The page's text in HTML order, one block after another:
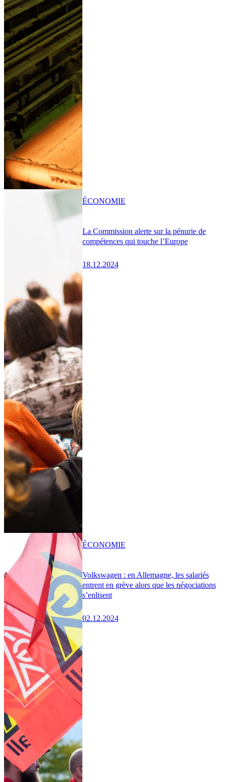
La Commission alerte sur la pénurie de
compétences qui touche l’Europe
18.12.2024
ÉCONOMIE
Volkswagen : en Allemagne, les salariés
entrent en grève alors que les négociations
s’enlisent
02.12.2024
ÉCONOMIE